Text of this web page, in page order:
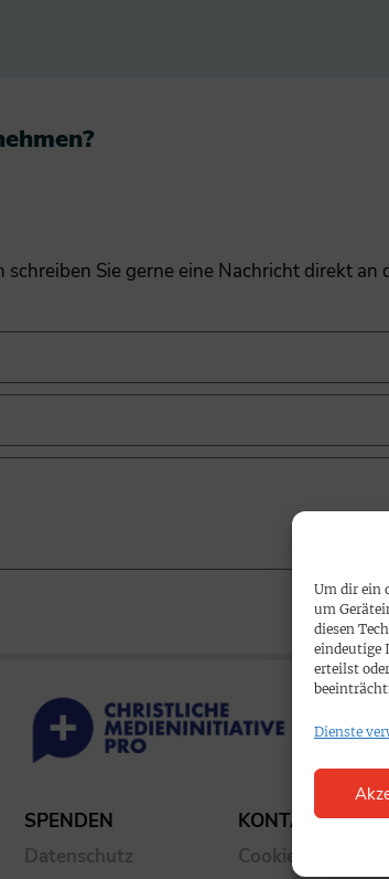
Um dir ein
um
diesen
eindeutige
erteilst
Dienste
Sie gerne eine Nachricht direkt an
SPENDEN
Datenschutz
KONTAKT
Cookie-Richtlinie